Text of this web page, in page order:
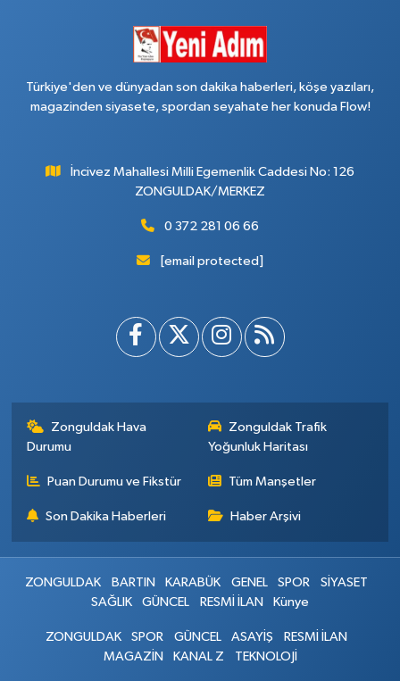
Türkiye'den ve dünyadan son dakika haberleri, köşe yazıları,
magazinden siyasete, spordan seyahate her konuda Flow!
İncivez Mahallesi Milli Egemenlik Caddesi No: 126
ZONGULDAK/MERKEZ
0 372 281 06 66
[email protected]
Zonguldak Hava
Durumu
Zonguldak Trafik
Yoğunluk Haritası
Puan Durumu ve Fikstür Tüm Manşetler
Son Dakika Haberleri Haber Arşivi
ZONGULDAK BARTIN KARABÜK GENEL SPOR
SİYASET
SAĞLIK
GÜNCEL RESMİ İLAN Künye
ZONGULDAK SPOR GÜNCEL ASAYİŞ
RESMİ İLAN
MAGAZİN
KANAL Z TEKNOLOJİ